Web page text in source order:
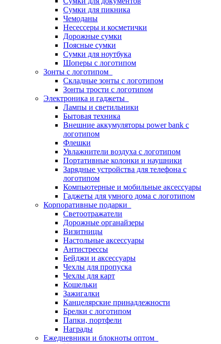
Сумки для пикника
Чемоданы
Несессеры и косметички
Дорожные сумки
Поясные сумки
Сумки для ноутбука
Шоперы с логотипом
Зонты с логотипом
Складные зонты с логотипом
Зонты трости с логотипом
Электроника и гаджеты
Лампы и светильники
Бытовая техника
Внешние аккумуляторы power bank с
логотипом
Флешки
Увлажнители воздуха с логотипом
Портативные колонки и наушники
Зарядные устройства для телефона с
логотипом
Компьютерные и мобильные аксессуары
Гаджеты для умного дома с логотипом
Корпоративные подарки
Светоотражатели
Дорожные органайзеры
Визитницы
Настольные аксессуары
Антистрессы
Бейджи и аксессуары
Чехлы для пропуска
Чехлы для карт
Кошельки
Зажигалки
Канцелярские принадлежности
Брелки с логотипом
Папки, портфели
Награды
Ежедневники и блокноты оптом